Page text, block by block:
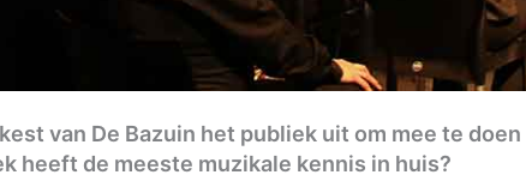
van De Bazuin het publiek uit om mee te
heeft de meeste muzikale kennis in huis?